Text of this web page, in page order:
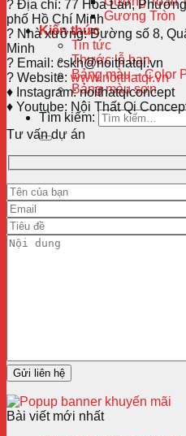
Gương Tròn
Kiến thức
Tin tức
Thước lỗ ban
Bảng màu – Color
Bảng màu sơn
Tìm kiếm:
? Địa chỉ: 77 Hoa Lan,
phố Hồ Chí Minh
? Nhà xưởng: Đường số 8,
Minh
? Email: cskh@noithatqi.vn
? Website: www.noithatqi.vn
♦️ Instagram: noithatqiconcept
♦️ Youtube: Nội Thất Qi
Tư vấn dự án
Bài viết mới nhất